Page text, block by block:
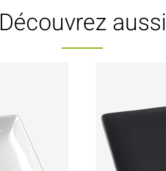
Découvrez aussi